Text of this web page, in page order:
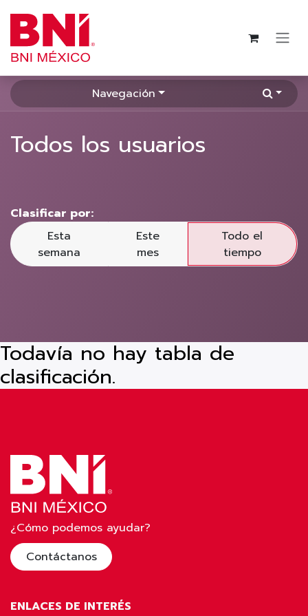
Navegación
Todos los usuarios
Clasificar por:
Esta
semana
Este
mes
Todo el
tiempo
Todavía no hay tabla de
clasificación.
¿Cómo podemos ayudar?
Contáctanos
ENLACES DE INTERÉS